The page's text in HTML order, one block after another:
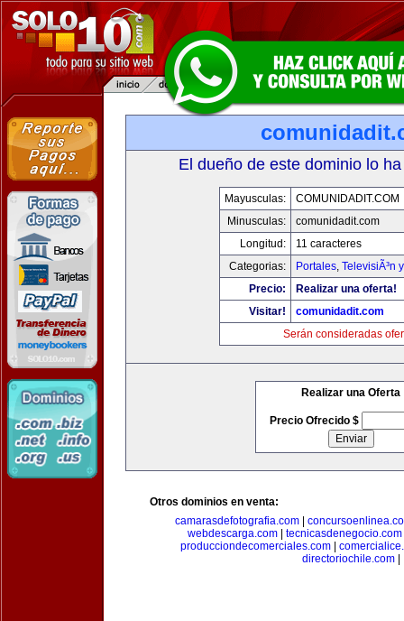
El dueño de este dominio lo
Mayusculas:
COMUNIDADIT.COM
Minusculas:
comunidadit.com
Longitud:
11 caracteres
Categorias:
Portales, TelevisiÃ³n
Precio:
Realizar una oferta!
Visitar!
comunidadit.com
Serán consideradas
Realizar una Oferta
Precio Ofrecido $
Otros dominios en venta:
camarasdefotografia.com|
webdescarga.com| tecnicasdenegocio.com
producciondecomerciales.com|
directoriochile.com|